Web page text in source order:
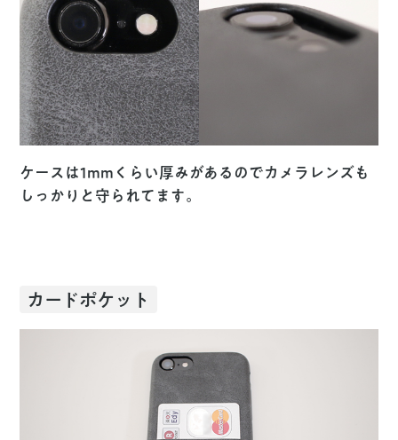
ケースは1mmくらい厚みがあるのでカメラレンズも
しっかりと守られてます。
カードポケット